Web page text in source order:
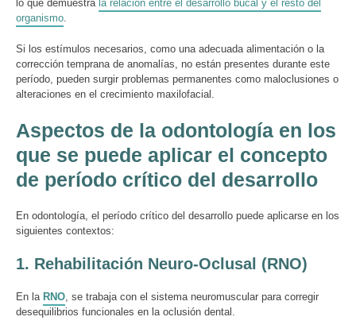
lo que demuestra la relación entre el desarrollo bucal y el resto del
organismo
Si los estímulos necesarios, como una adecuada alimentación o la
corrección temprana de anomalías, no están presentes durante este
período, pueden surgir problemas permanentes como maloclusiones o
alteraciones en el crecimiento maxilofacial.
Aspectos de la odontología en los
que se puede aplicar el concepto
de período crítico del desarrollo
En odontología, el período crítico del desarrollo puede aplicarse en los
siguientes contextos:
1. Rehabilitación Neuro-Oclusal (RNO)
En la RNO, se trabaja con el sistema neuromuscular para corregir
desequilibrios funcionales en la oclusión dental.